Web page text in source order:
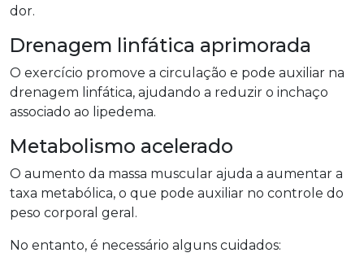
dor.
Drenagem linfática aprimorada
O exercício promove a circulação e pode auxiliar na
drenagem linfática, ajudando a reduzir o inchaço
associado ao lipedema.
Metabolismo acelerado
O aumento da massa muscular ajuda a aumentar a
taxa metabólica, o que pode auxiliar no controle do
peso corporal geral.
No entanto, é necessário alguns cuidados: